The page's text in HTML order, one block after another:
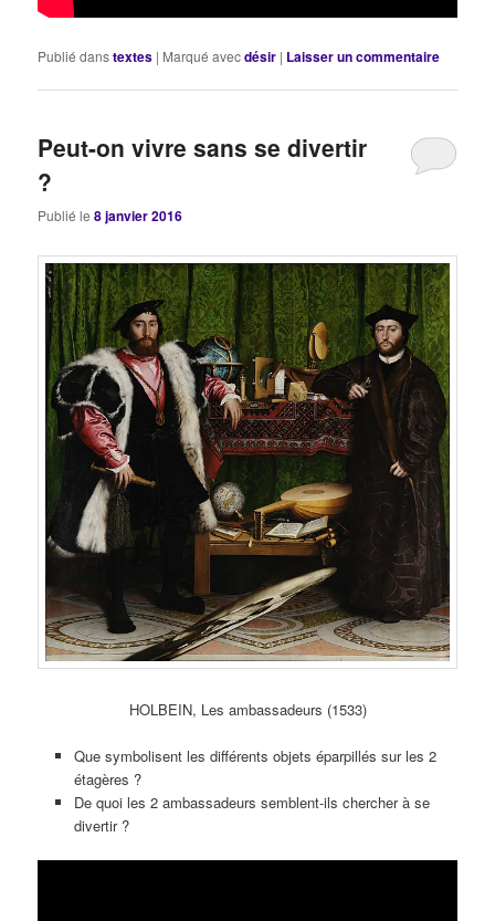
Publié danstextes | Marqué avecdésir | Laisser un commentaire
Peut-on vivre sans se divertir
?
Publié le8 janvier 2016
HOLBEIN, Les ambassadeurs (1533)
Que symbolisent les différents objets éparpillés sur les 2
étagères ?
De quoi les 2 ambassadeurs semblent-ils chercher à se
divertir ?